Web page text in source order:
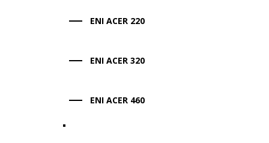
ENI ACER 220
ENI ACER 320
ENI ACER 460